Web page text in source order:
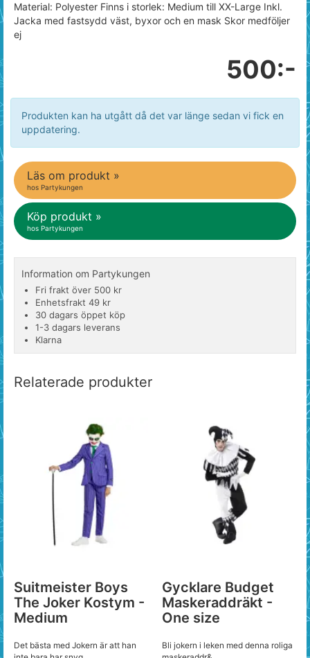
Material: Polyester Finns i storlek: Medium till XX-Large Inkl.
Jacka med fastsydd väst, byxor och en mask Skor medföljer
ej
500:-
Produkten kan ha utgått då det var länge sedan vi fick en
uppdatering.
Läs om produkt »
hos Partykungen
Köp produkt »
hos Partykungen
Information om Partykungen
Fri frakt över 500 kr
Enhetsfrakt 49 kr
30 dagars öppet köp
1-3 dagars leverans
Klarna
Relaterade produkter
Suitmeister Boys
The Joker Kostym -
Medium
Det bästa med Jokern är att han
Gycklare Budget
Maskeraddräkt -
One size
Bli jokern i leken med denna roliga